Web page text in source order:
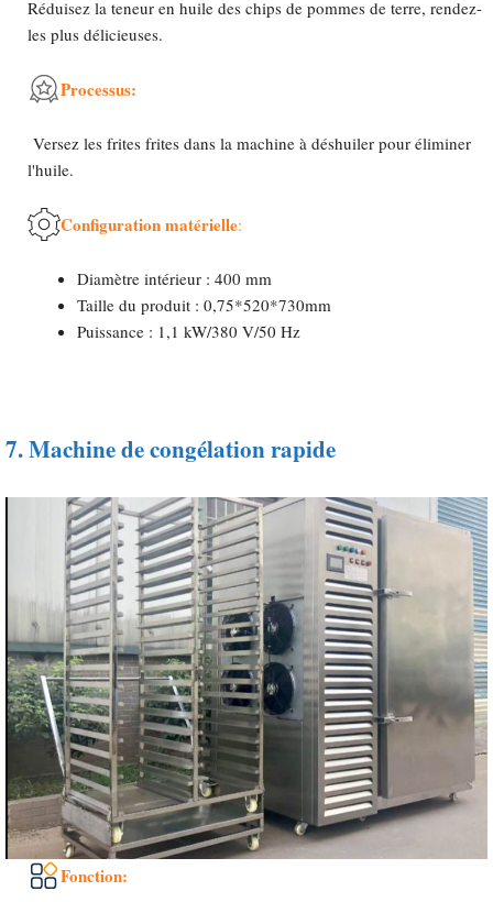
Réduisez la teneur en huile des chips de pommes de terre, rendez-
les plus délicieuses.
Processus:
Versez les frites frites dans la machine à déshuiler pour éliminer
l'huile.
Configuration matérielle:
Diamètre intérieur : 400 mm
Taille du produit : 0,75*520*730mm
Puissance : 1,1 kW/380 V/50 Hz
7.Machine de congélation rapide
Fonction: